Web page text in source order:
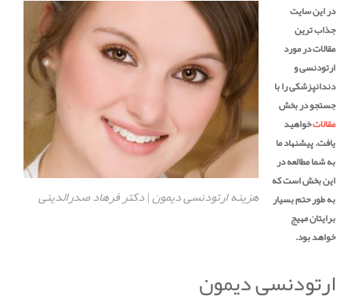
هزینه ارتودنسی دیمون | دکتر فرهاد صدرالدینی
در این سایت
جذاب ترین
مقالات در مورد
ارتودنسی و
دندانپزشکی را با
جستجو در بخش
مقالاتخواهید
یافت. پیشنهاد ما
به شما مطالعه در
این بخش است که
به طور حتم بسیار
برایتان مهیج
خواهد بود.
ارتودنسی دیمون